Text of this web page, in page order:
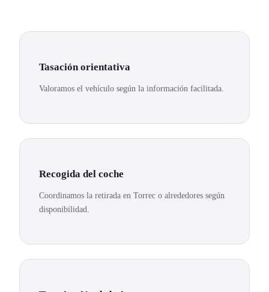
Tasación orientativa
Valoramos el vehículo según la información facilitada.
Recogida del coche
Coordinamos la retirada en Torrec o alrededores según
disponibilidad.